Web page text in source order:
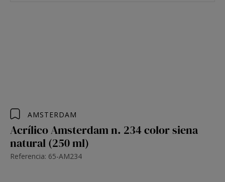
AMSTERDAM
Acrílico Amsterdam n. 234 color siena
natural (250 ml)
Referencia: 65-AM234